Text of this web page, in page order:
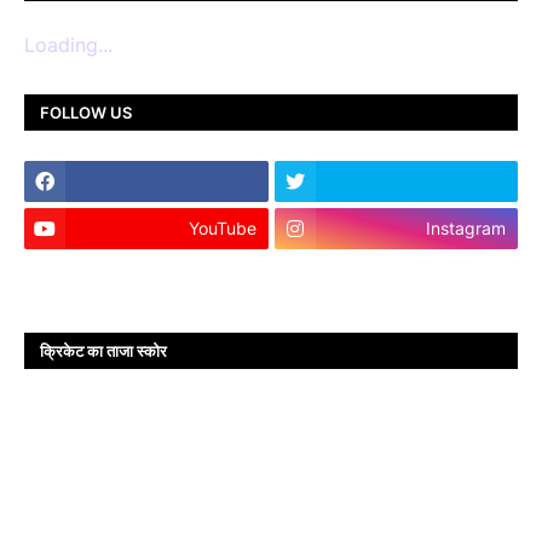
Loading...
FOLLOW US
YouTube Instagram
क्रिकेट का ताजा स्कोर